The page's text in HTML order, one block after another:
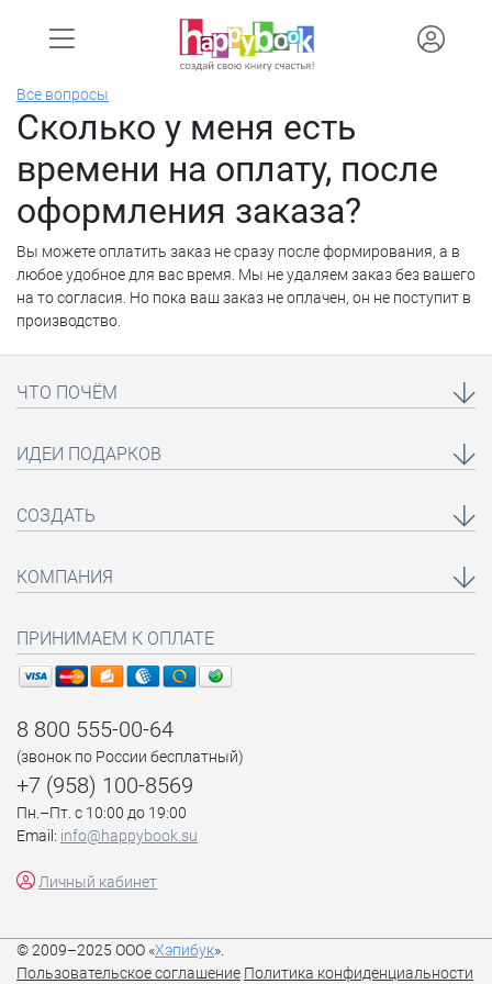
Все вопросы
Сколько у меня есть
времени на оплату, после
оформления заказа?
Вы можете оплатить заказ не сразу после формирования, а в
любое удобное для вас время. Мы не удаляем заказ без вашего
на то согласия. Но пока ваш заказ не оплачен, он не поступит в
производство.
ЧТО ПОЧЁМ
ИДЕИ ПОДАРКОВ
СОЗДАТЬ
КОМПАНИЯ
ПРИНИМАЕМ К ОПЛАТЕ
8 800 555-00-64
(звонок по России бесплатный)
+7 (958) 100-8569
Пн.–Пт. с 10:00 до 19:00
Email: info@happybook.su
Личный кабинет
© 2009–2025 ООО «Хэпибук».
Пользовательское соглашение Политика конфиденциальности